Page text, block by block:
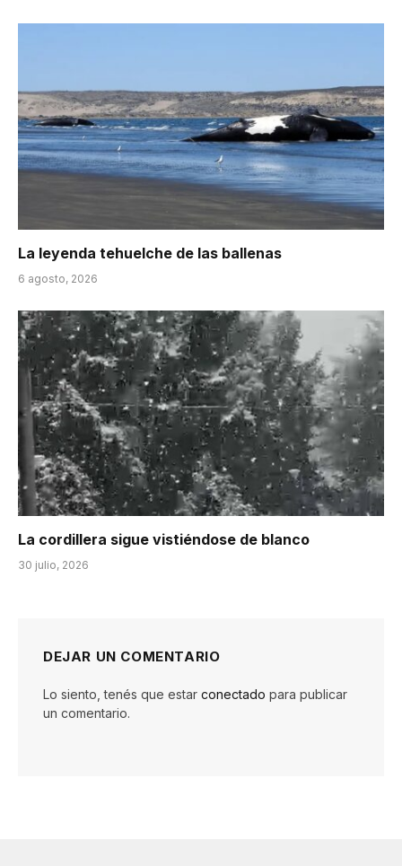
La leyenda tehuelche de las ballenas
6 agosto, 2026
La cordillera sigue vistiéndose de blanco
30 julio, 2026
DEJAR UN COMENTARIO
Lo siento, tenés que estar conectado para publicar
un comentario.